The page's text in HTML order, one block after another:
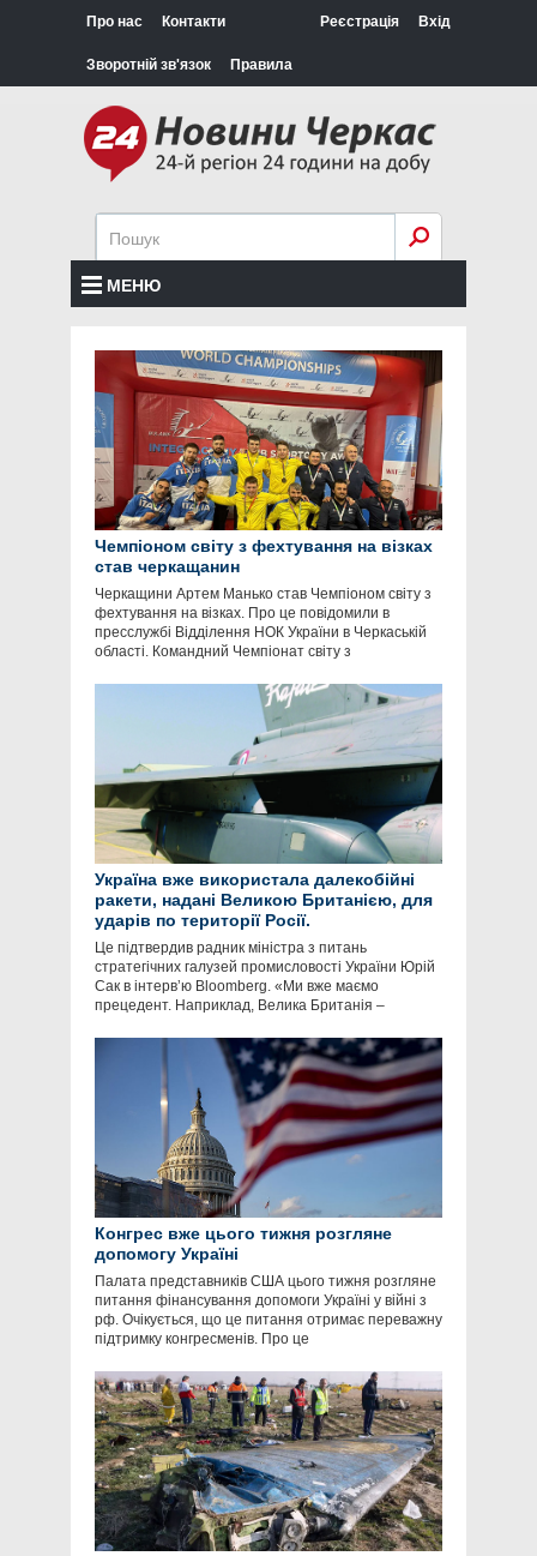
Про нас Контакти
Зворотній зв'язок Правила
Реєстрація Вхід
МЕНЮ
Чемпіоном світу з фехтування на візках
став черкащанин
Черкащини Артем Манько став Чемпіоном світу з
фехтування на візках. Про це повідомили в
пресслужбі Відділення НОК України в Черкаській
області. Командний Чемпіонат світу з
Україна вже використала далекобійні
ракети, надані Великою Британією, для
ударів по території Росії.
Це підтвердив радник міністра з питань
стратегічних галузей промисловості України Юрій
Сак в інтервʼю Bloomberg. «Ми вже маємо
прецедент. Наприклад, Велика Британія –
Конгрес вже цього тижня розгляне
допомогу Україні
Палата представників США цього тижня розгляне
питання фінансування допомоги Україні у війні з
рф. Очікується, що це питання отримає переважну
підтримку конгресменів. Про це